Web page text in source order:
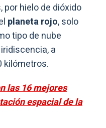
hielo de dióxido
planeta rojo, solo
tipo de nube
a
kilómetros.
las 16 mejores
espacial de la